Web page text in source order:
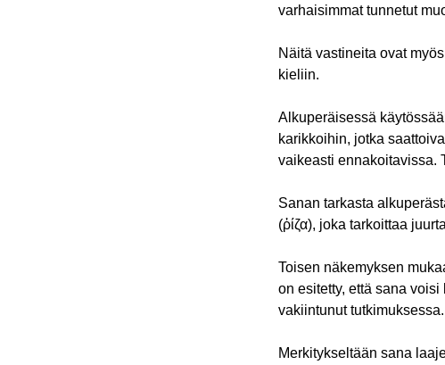
varhaisimmat tunnetut
Näitä vastineita ovat
kieliin.
Alkuperäisessä
karikkoihin, jotka
vaikeasti ennakoitavissa.
Sanan tarkasta
(ῥίζα), joka tarkoittaa
Toisen näkemyksen
on esitetty, että sana
vakiintunut tutkimuksessa.
Merkitykseltään sana